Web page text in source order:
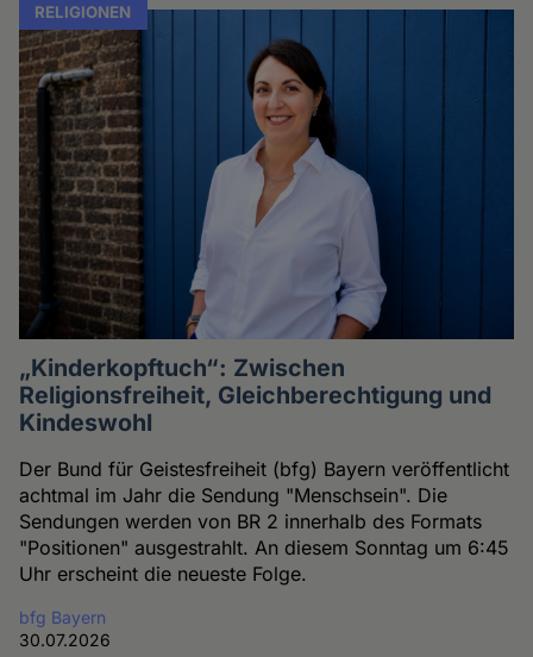
RELIGIONEN
„Kinderkopftuch“: Zwischen
Religionsfreiheit, Gleichberechtigung und
Kindeswohl
Der Bund für Geistesfreiheit (bfg) Bayern veröffentlicht
achtmal im Jahr die Sendung "Menschsein". Die
Sendungen werden von BR 2 innerhalb des Formats
"Positionen" ausgestrahlt. An diesem Sonntag um 6:45
Uhr erscheint die neueste Folge.
bfg Bayern
30.07.2026